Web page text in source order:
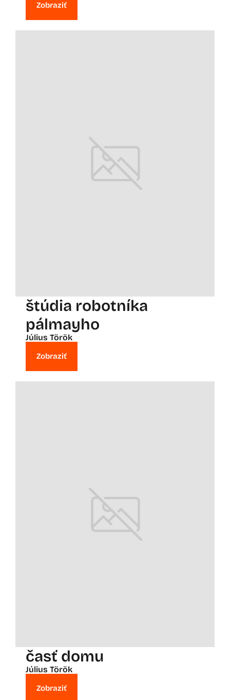
Zobraziť
štúdia robotníka
pálmayho
Július Török
Zobraziť
časť domu
Július Török
Zobraziť